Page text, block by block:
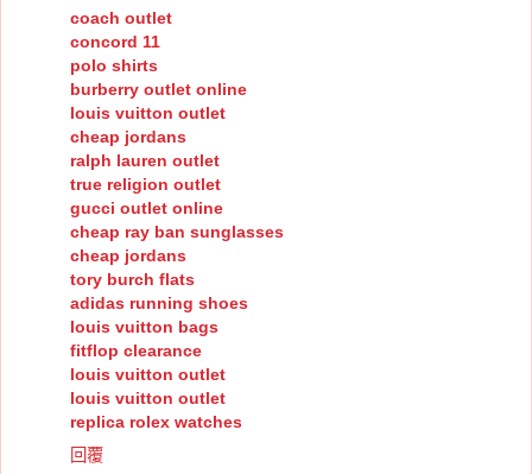
coach outlet
concord 11
polo shirts
burberry outlet online
louis vuitton outlet
cheap jordans
ralph lauren outlet
true religion outlet
gucci outlet online
cheap ray ban sunglasses
cheap jordans
tory burch flats
adidas running shoes
louis vuitton bags
fitflop clearance
louis vuitton outlet
louis vuitton outlet
replica rolex watches
回覆